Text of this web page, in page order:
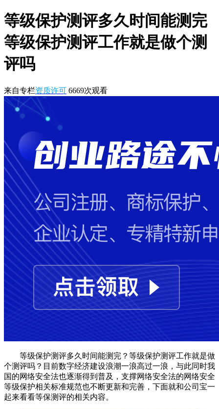
等级保护测评多久时间能测完
等级保护测评工作就是做个测
评吗
来自专栏资质许可 6669次观看
等级保护测评多久时间能测完？等级保护测评工作就是做
个测评吗？目前数字经济建设浪潮一浪高过一浪，与此同时我
国的网络安全法也逐渐得到普及，支撑网络安全法的网络安全
等级保护相关标准规范也不断更新和完善，下面就和公司宝一
起来看看等保测评的相关内容。